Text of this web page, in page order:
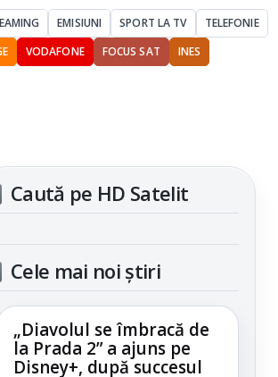
EMISIUNI SPORT LA TV
TELEFONIE
VODAFONE FOCUS SAT
INES
Caută pe HD Satelit
Cele mai noi știri
„Diavolul se îmbracă de
la Prada 2” a ajuns pe
Disney+, după succesul